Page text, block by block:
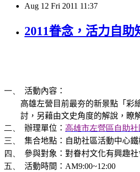
Aug 12 Fri 2011 11:37
2011眷念，活力自助
一、
活動內容：
高雄左營目前最夯的新景點「彩
討，另藉由文史角度的解說，瞭
二、 辦理單位： 高雄市左營區自助社
三、 集合地點：自助社區活動中心
四、 參與對象：對眷村文化有興趣
五、 活動時間： AM9:00~12:00